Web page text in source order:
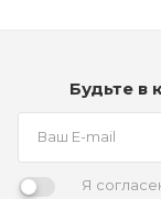
Будьте в
Я